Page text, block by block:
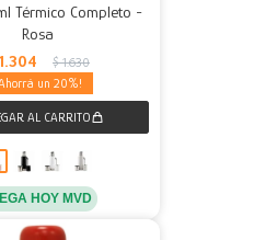
Térmico Completo -
Rosa
$ 1.630
20
HOY MVD